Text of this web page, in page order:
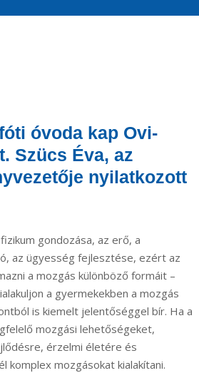
óvoda kap Ovi-
Szücs Éva, az
nyilatkozott
gondozása, az erő, a
az ügyesség fejlesztése, ezért az
a mozgás különböző formáit –
a gyermekekben a mozgás
is kiemelt jelentőséggel bír. Ha a
mozgási lehetőségeket,
érzelmi életére és
komplex mozgásokat kialakítani.